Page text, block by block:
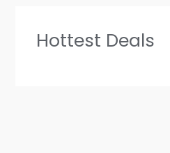
Hottest Deals